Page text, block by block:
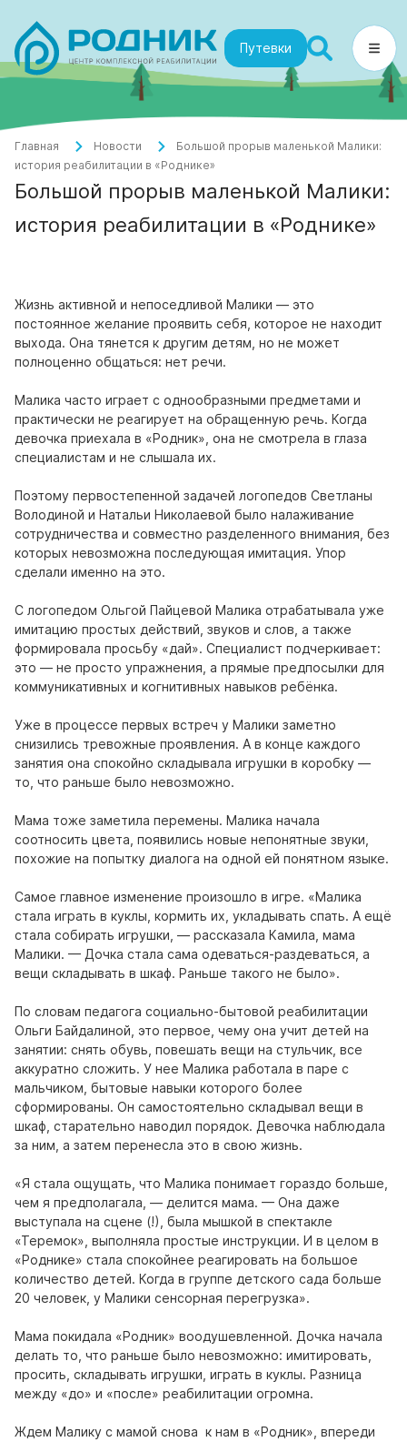
Путевки
Главная Новости
Большой прорыв маленькой Малики:
история реабилитации в «Роднике»
Большой прорыв маленькой Малики:
история реабилитации в «Роднике»
Жизнь активной и непоседливой Малики — это
постоянное желание проявить себя, которое не находит
выхода. Она тянется к другим детям, но не может
полноценно общаться: нет речи.
Малика часто играет с однообразными предметами и
практически не реагирует на обращенную речь. Когда
девочка приехала в «Родник», она не смотрела в глаза
специалистам и не слышала их.
Поэтому первостепенной задачей логопедов Светланы
Володиной и Натальи Николаевой было налаживание
сотрудничества и совместно разделенного внимания, без
которых невозможна последующая имитация. Упор
сделали именно на это.
С логопедом Ольгой Пайцевой Малика отрабатывала уже
имитацию простых действий, звуков и слов, а также
формировала просьбу «дай». Специалист подчеркивает:
это — не просто упражнения, а прямые предпосылки для
коммуникативных и когнитивных навыков ребёнка.
Уже в процессе первых встреч у Малики заметно
снизились тревожные проявления. А в конце каждого
занятия она спокойно складывала игрушки в коробку —
то, что раньше было невозможно.
Мама тоже заметила перемены. Малика начала
соотносить цвета, появились новые непонятные звуки,
похожие на попытку диалога на одной ей понятном языке.
Самое главное изменение произошло в игре. «Малика
стала играть в куклы, кормить их, укладывать спать. А ещё
стала собирать игрушки, — рассказала Камила, мама
Малики. — Дочка стала сама одеваться-раздеваться, а
вещи складывать в шкаф. Раньше такого не было».
По словам педагога социально-бытовой реабилитации
Ольги Байдалиной, это первое, чему она учит детей на
занятии: снять обувь, повешать вещи на стульчик, все
аккуратно сложить. У нее Малика работала в паре с
мальчиком, бытовые навыки которого более
сформированы. Он самостоятельно складывал вещи в
шкаф, старательно наводил порядок. Девочка наблюдала
за ним, а затем перенесла это в свою жизнь.
«Я стала ощущать, что Малика понимает гораздо больше,
чем я предполагала, — делится мама. — Она даже
выступала на сцене (!), была мышкой в спектакле
«Теремок», выполняла простые инструкции. И в целом в
«Роднике» стала спокойнее реагировать на большое
количество детей. Когда в группе детского сада больше
20 человек, у Малики сенсорная перегрузка».
Мама покидала «Родник» воодушевленной. Дочка начала
делать то, что раньше было невозможно: имитировать,
просить, складывать игрушки, играть в куклы. Разница
между «до» и «после» реабилитации огромна.
Ждем Малику с мамой снова к нам в «Родник», впереди